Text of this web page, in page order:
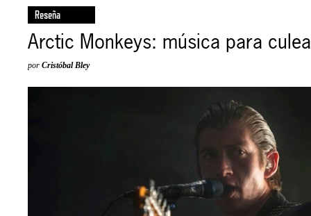
Reseña
Arctic Monkeys: música para
porCristóbal Bley